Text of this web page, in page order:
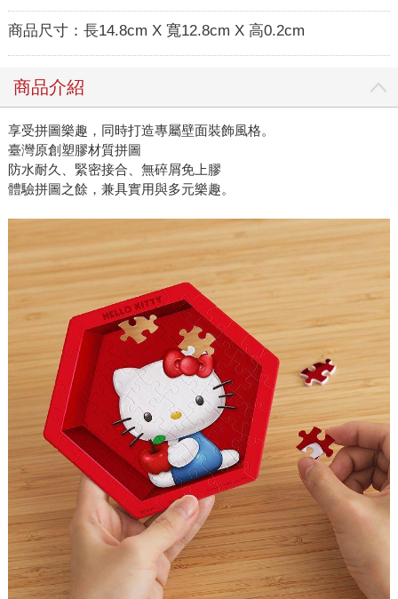
商品尺寸： 長14.8cm X 寬12.8cm X 高0.2cm
商品介紹
享受拼圖樂趣，同時打造專屬壁面裝飾風格。
臺灣原創塑膠材質拼圖
防水耐久、緊密接合、無碎屑免上膠
體驗拼圖之餘，兼具實用與多元樂趣。